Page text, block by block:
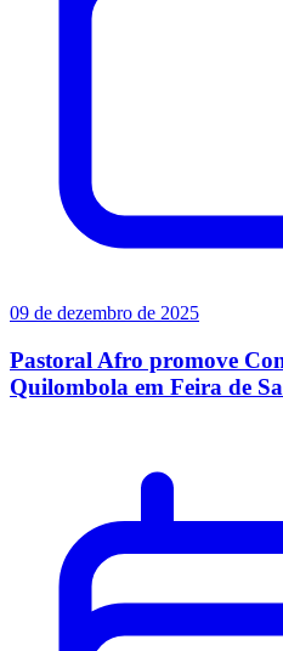
09 de dezembro de 2025
Pastoral Afro promove
Quilombola em Feira de